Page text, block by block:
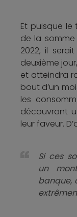
Et puisque le
de la
2022, il
deuxième
et atteindra
bout d’un
les
découvrant
leur faveur.
Si ces
un
banque,